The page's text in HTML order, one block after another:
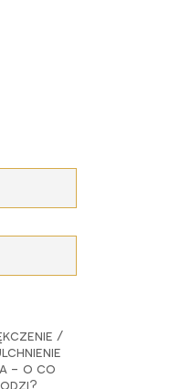
/
- o co